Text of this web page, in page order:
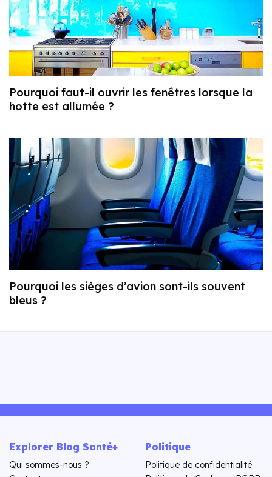
Pourquoi faut-il ouvrir les fenêtres lorsque la
hotte est allumée ?
Pourquoi les sièges d’avion sont-ils souvent
bleus ?
Explorer Blog Santé+
Qui sommes-nous ?
Politique
Politique de confidentialité